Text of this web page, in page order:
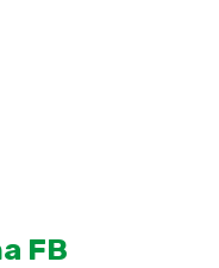
FB